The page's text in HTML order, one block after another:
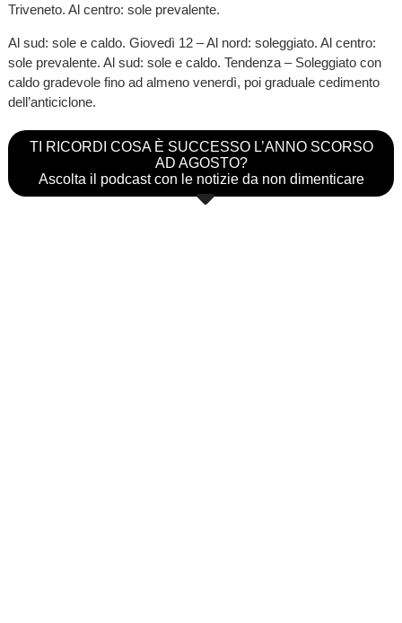
Triveneto. Al centro: sole prevalente.
Al sud: sole e caldo. Giovedì 12 – Al nord: soleggiato. Al centro:
sole prevalente. Al sud: sole e caldo. Tendenza – Soleggiato con
caldo gradevole fino ad almeno venerdì, poi graduale cedimento
dell’anticiclone.
TI RICORDI COSA È SUCCESSO L’ANNO SCORSO
AD AGOSTO?
Ascolta il podcast con le notizie da non dimenticare